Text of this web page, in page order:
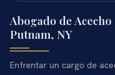
Abogado de
Putnam, NY
Enfrentar un cargo de